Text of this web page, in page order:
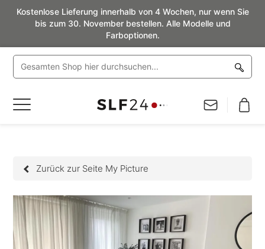
Kostenlose Lieferung innerhalb von 4 Wochen, nur wenn Sie
bis zum 30. November bestellen. Alle Modelle und
Farboptionen.
Navigation
Zurück zur Seite My Picture